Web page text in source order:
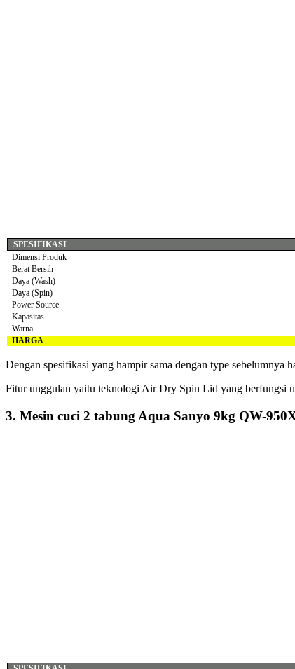
SPESIFIKASI
Dimensi Produk
Berat Bersih
Daya (Wash)
Daya (Spin)
Power Source
Kapasitas
Warna
HARGA
Dengan spesifikasi yang hampir sama dengan type sebelumnya
Fitur unggulan yaitu teknologi Air Dry Spin Lid yang berfungsi
3. Mesin cuci 2 tabung Aqua Sanyo 9kg QW-